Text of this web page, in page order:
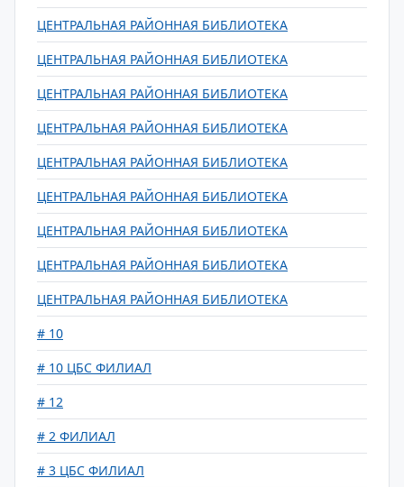
ЦЕНТРАЛЬНАЯ РАЙОННАЯ БИБЛИОТЕКА
ЦЕНТРАЛЬНАЯ РАЙОННАЯ БИБЛИОТЕКА
ЦЕНТРАЛЬНАЯ РАЙОННАЯ БИБЛИОТЕКА
ЦЕНТРАЛЬНАЯ РАЙОННАЯ БИБЛИОТЕКА
ЦЕНТРАЛЬНАЯ РАЙОННАЯ БИБЛИОТЕКА
ЦЕНТРАЛЬНАЯ РАЙОННАЯ БИБЛИОТЕКА
ЦЕНТРАЛЬНАЯ РАЙОННАЯ БИБЛИОТЕКА
ЦЕНТРАЛЬНАЯ РАЙОННАЯ БИБЛИОТЕКА
ЦЕНТРАЛЬНАЯ РАЙОННАЯ БИБЛИОТЕКА
# 10
# 10 ЦБС ФИЛИАЛ
# 12
# 2 ФИЛИАЛ
# 3 ЦБС ФИЛИАЛ